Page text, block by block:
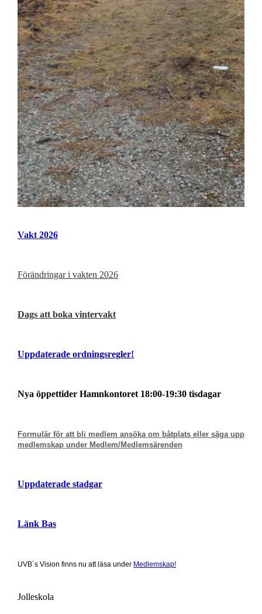
Vakt 2026
Förändringar i vakten 2026
Dags att boka vintervakt
Uppdaterade ordningsregler!
Nya öppettider Hamnkontoret 18:00-19:30 tisdagar
Formulär för att bli medlem ansöka om båtplats eller säga upp
medlemskap under Medlem/Medlemsärenden
Uppdaterade stadgar
Länk Bas
UVB´s Vision finns nu att läsa under Medlemskap!
Jolleskola